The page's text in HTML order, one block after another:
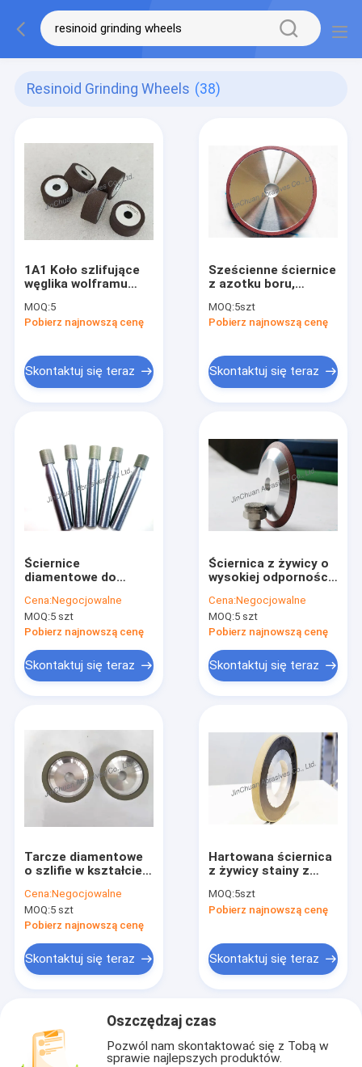
Resinoid Grinding Wheels (38)
1A1 Koło szlifujące
węglika wolframu
dyskiem z żywicami
MOQ:5
Pobierz najnowszą cenę
Skontaktuj się teraz
Sześcienne ściernice
z azotku boru,
ściernice CBN
MOQ:5szt
Pobierz najnowszą cenę
Skontaktuj się teraz
Ściernice
diamentowe do
wewnętrznego
Żywice klejone
Diversification
Cena:Negocjowalne
MOQ:5 szt
Pobierz najnowszą cenę
Skontaktuj się teraz
Ściernica z żywicy o
wysokiej odporności
Cena:Negocjowalne
MOQ:5 szt
Pobierz najnowszą cenę
Skontaktuj się teraz
Tarcze diamentowe
o szlifie w kształcie
tarcza ścierna o
ziarnistości 175
Cena:Negocjowalne
MOQ:5 szt
Pobierz najnowszą cenę
Skontaktuj się teraz
Hartowana ściernica
z żywicy stainy z
azotku boru
MOQ:5szt
Pobierz najnowszą cenę
Skontaktuj się teraz
Oszczędzaj czas
Pozwól nam skontaktować się z Tobą w
sprawie najlepszych produktów.